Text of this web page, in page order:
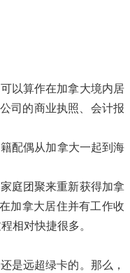
以算作在加拿大境内居
司的商业执照、会计报
配偶从加拿大一起到海
庭团聚来重新获得加拿
加拿大居住并有工作收
相对快捷很多。
是远超绿卡的。那么，